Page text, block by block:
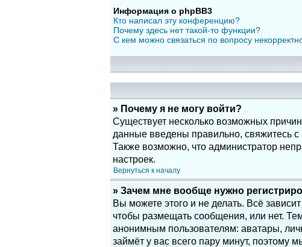
Информация о phpBB3
Кто написал эту конференцию?
Почему здесь нет такой-то функции?
С кем можно связаться по вопросу
» Почему я не могу войти?
Существует несколько возможных
данные введены правильно, свяжитесь
Также возможно, что администратор
настроек.
Вернуться к началу
» Зачем мне вообще нужно
Вы можете этого и не делать. Всё
чтобы размещать сообщения, или нет.
анонимным пользователям: аватары,
займёт у вас всего пару минут, поэтому